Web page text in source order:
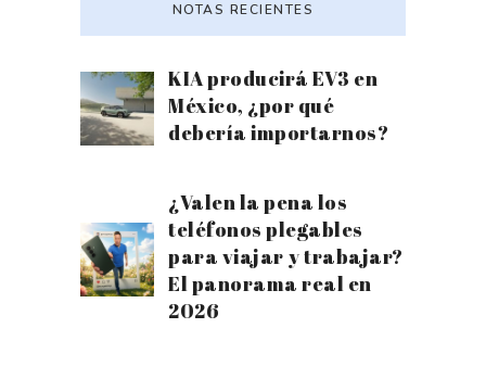
NOTAS RECIENTES
KIA producirá EV3 en
México, ¿por qué
debería importarnos?
¿Valen la pena los
teléfonos plegables
para viajar y trabajar?
El panorama real en
2026